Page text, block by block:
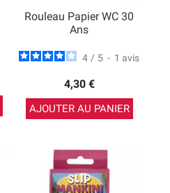
Rouleau Papier WC 30
Ans
4 / 5 - 1 avis
4,30 €
AJOUTER AU PANIER